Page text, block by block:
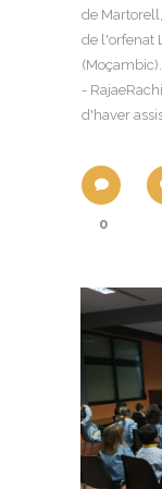
de
de l'orfenat
-
d'haver
0